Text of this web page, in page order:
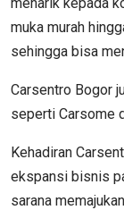
muka murah
sehingga bisa
Carsentro Bogor
seperti Carsome
Kehadiran
ekspansi bisnis
sarana